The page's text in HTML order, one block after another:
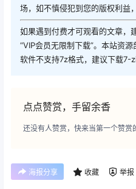
场，如不慎侵犯到您的版权利益
如果遇到付费才可观看的文章，
“VIP会员无限制下载”。本站资
软件不支持7z格式，建议下载7-
点点赞赏，手留余香
还没有人赞赏，快来当第一个赞赏
海报分享 收藏 举报